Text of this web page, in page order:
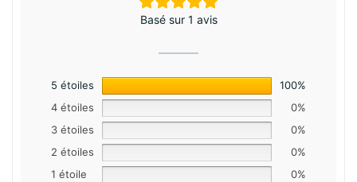
Basé sur 1 avis
5 étoiles
100%
4 étoiles
0%
3 étoiles
0%
2 étoiles
0%
1 étoile
0%